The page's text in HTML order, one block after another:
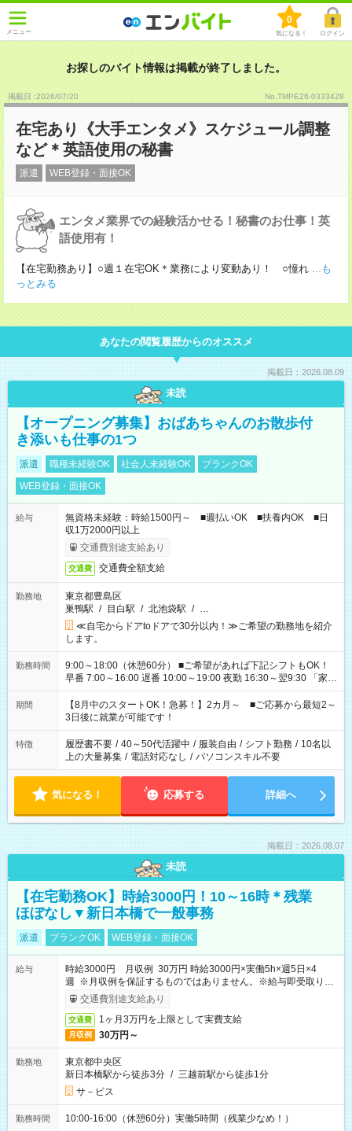
メニュー
0
気になる！ ログイン
お探しのバイト情報は掲載が終了しました。
掲載日 :2026/07/20 No.TMPE26-0333428
在宅あり《大手エンタメ》スケジュール調整
など＊英語使用の秘書
派遣 WEB登録・面接OK
エンタメ業界での経験活かせる！秘書のお仕事！英
語使用有！
【在宅勤務あり】○週１在宅OK＊業務により変動あり！ ○憧れ ...も
っとみる
あなたの閲覧履歴からのオススメ
掲載日：2026.08.09
未読
【オープニング募集】おばあちゃんのお散歩付
き添いも仕事の1つ
派遣 職種未経験OK 社会人未経験OK
ブランクOK
WEB登録・面接OK
給与
無資格未経験：時給1500円～ ■週払いOK ■扶養内OK ■日
収1万2000円以上
交通費別途支給あり
交通費 交通費全額支給
勤務地
東京都豊島区
巣鴨駅 / 目白駅 / 北池袋駅 / …
≪自宅からドアtoドアで30分以内！≫ご希望の勤務地を紹介
します。
勤務時間
9:00～18:00（休憩60分） ■ご希望があれば下記シフトもOK！
早番 7:00～16:00 遅番 10:00～19:00 夜勤 16:30～翌9:30 「家族
と休みを合わせたい」 「余裕を持って夕飯の準備がしたい」
「できれば残業はしたくない」 など、ご希望を教えてください
ね。 ※Wワーク希望の方へ 今ご覧のお仕事で希望する勤務時間
と、もう1つのお仕事の勤務時間。 合計で週40時間を超える場
合は応募できません。
期間
【8月中のスタートOK！急募！】2カ月～ ■ご応募から最短2～
3日後に就業が可能です！
特徴 履歴書不要 / 40～50代活躍中 / 服装自由 / シフト勤務 / 10名以
上の大量募集 / 電話対応なし / パソコンスキル不要
気になる！ 応募する 詳細へ
掲載日：2026.08.07
未読
【在宅勤務OK】時給3000円！10～16時＊残業
ほぼなし▼新日本橋で一般事務
派遣 ブランクOK WEB登録・面接OK
給与
時給3000円 月収例 30万円 時給3000円×実働5h×週5日×4
週 ※月収例を保証するものではありません。※給与即受取りサ
ービス利用可（利用条件有）
交通費別途支給あり
交通費 1ヶ月3万円を上限として実費支給
月収例 30万円～
勤務地
東京都中央区
新日本橋駅から徒歩3分 / 三越前駅から徒歩1分
サ－ビス
勤務時間 10:00-16:00（休憩60分）実働5時間（残業少なめ！）